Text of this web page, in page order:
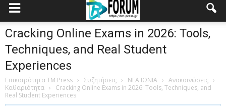
Cracking Online Exams in 2026: Tools,
Techniques, and Real Student
Experiences
Επικαιρότητα TM Press › Συζητήσεις › ΝΕΑ ΙΩΝΙΑ › Ανακοινώσεις ›
Καθαριότητα ›
Cracking Online Exams in 2026: Tools, Techniques, and
Real Student Experiences